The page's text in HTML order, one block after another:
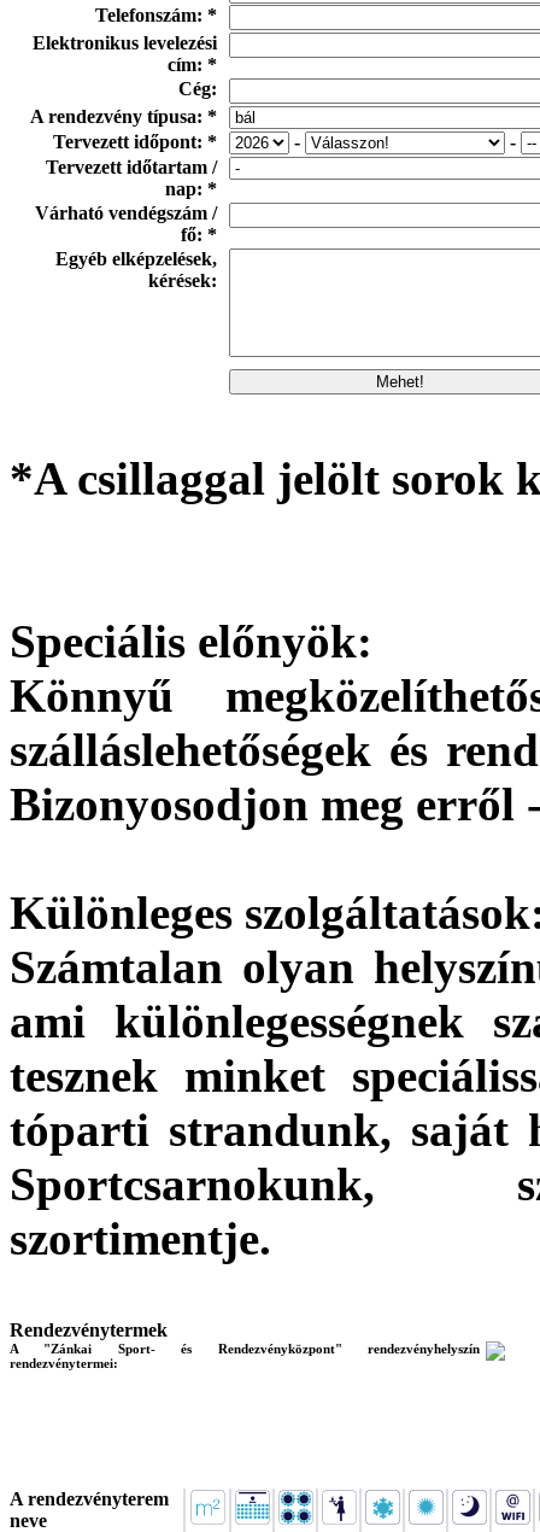
Telefonszám: *
Elektronikus levelezési
cím: *
Cég:
A rendezvény típusa: *
Tervezett időpont: *
-
-
Tervezett időtartam /
nap: *
Várható vendégszám /
fő: *
Egyéb elképzelések,
kérések:
*A csillaggal jelölt sorok
Speciális előnyök:
Könnyű
szálláslehetőségek és
Bizonyosodjon meg
Különleges
Számtalan olyan
ami különlegességnek
tesznek minket
tóparti strandunk, saját
Sportcsarnokunk,
szortimentje.
Rendezvénytermek
A "Zánkai Sport- és Rendezvényközpont" rendezvényhelyszín
rendezvénytermei:
A rendezvényterem
neve